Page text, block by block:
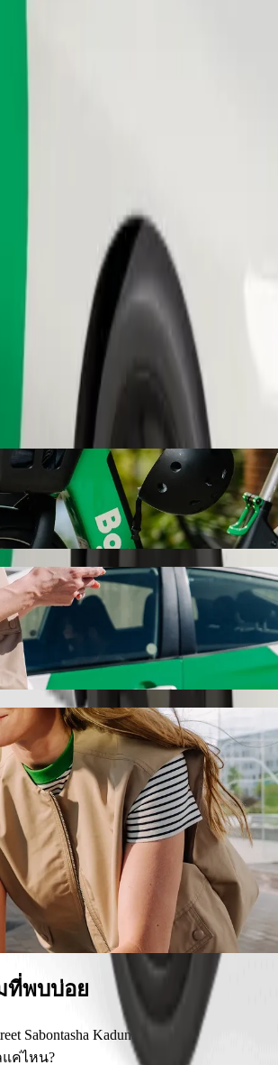
เรียกรถ
Majalisa Street
Hospital Sabontasha Kaduna
ะที่เหมาะกับคุณในทุกโอกาส
Kaduna Majalisa
ครื่องช่วยเหลือในการเครื่องไหว
ที่พบบ่อย
Sabontasha Kaduna คืออะไร?
Street Sabontasha Kaduna คือโดย
แค่ไหน?